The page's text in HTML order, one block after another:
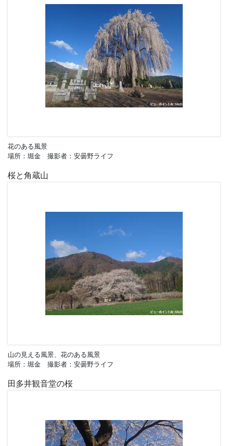
花のある風景
場所：堀金 撮影者：安曇野ライフ
桜と角蔵山
山の見える風景、花のある風景
場所：堀金 撮影者：安曇野ライフ
田多井観音堂の桜